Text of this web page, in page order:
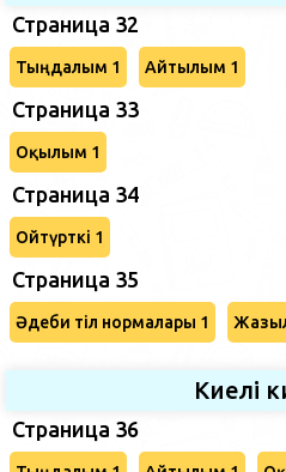
Страница 32
Тыңдалым 1 Айтылым 1
Страница 33
Оқылым 1
Страница 34
Ойтүрткі 1
Страница 35
Әдеби тіл нормалары 1
Киелі
Страница 36